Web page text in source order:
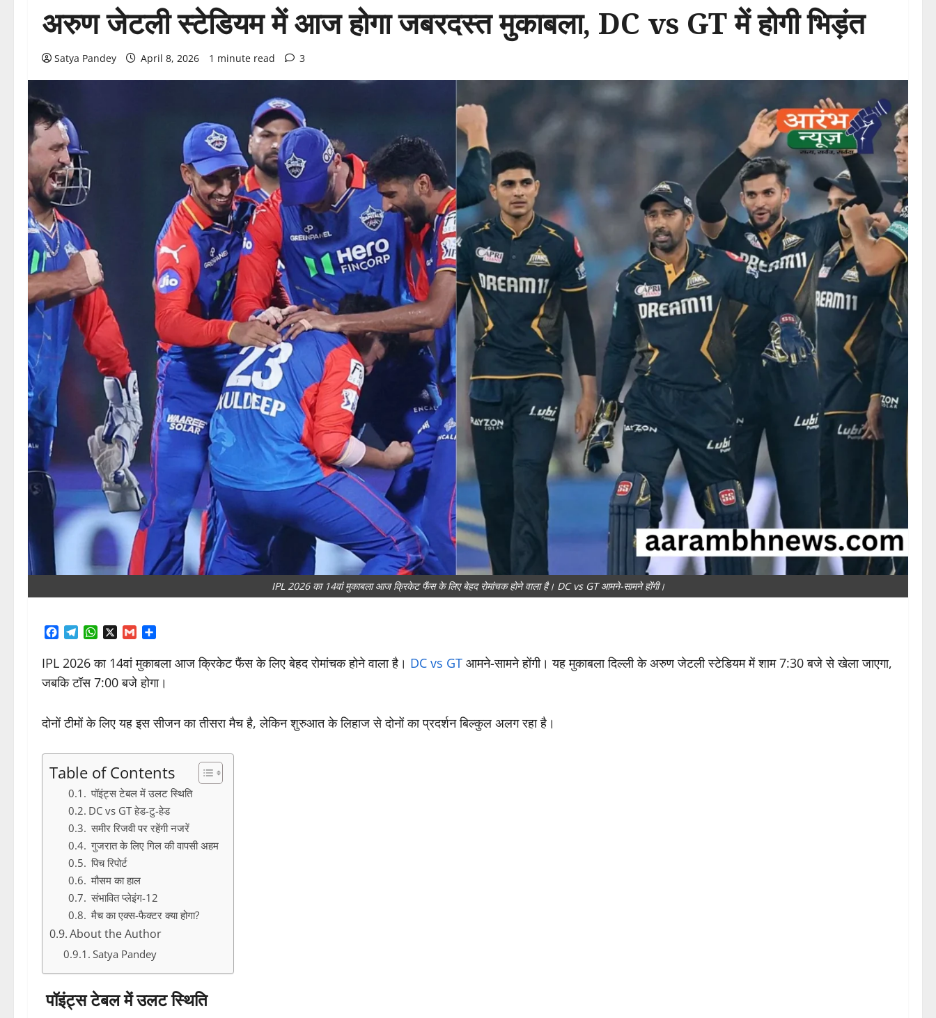
अरुण जेटली स्टेडियम में आज होगा जबरदस्त मुकाबला, DC vs GT में होगी भिड़ंत
Satya Pandey April 8, 2026 1 minute read 3
IPL 2026 का 14वां मुकाबला आज क्रिकेट फैंस के लिए बेहद रोमांचक होने वाला है। DC vs GT आमने-सामने होंगी।
Facebook
TelegramWhatsAppGmail
IPL 2026 का 14वां मुकाबला आज क्रिकेट फैंस के लिए बेहद रोमांचक होने वाला है। DC vs GT आमने-सामने होंगी। यह मुकाबला दिल्ली केअरुण जेटली स्टेडियममें शाम 7:30 बजे से खेला जाएगा,
जबकि टॉस 7:00 बजे होगा।
दोनों टीमों के लिए यह इस सीजन का तीसरा मैच है, लेकिन शुरुआत के लिहाज से दोनों का प्रदर्शन बिल्कुल अलग रहा है।
Table of Contents
पॉइंट्स टेबल में उलट स्थिति
DC vs GT हेड-टु-हेड
समीर रिजवी पर रहेंगी नजरें
गुजरात के लिए गिल की वापसी अहम
पिच रिपोर्ट
मौसम का हाल
संभावित प्लेइंग-12
मैच का एक्स-फैक्टर क्या होगा?
About the Author
Satya Pandey
पॉइंट्स टेबल में उलट स्थिति